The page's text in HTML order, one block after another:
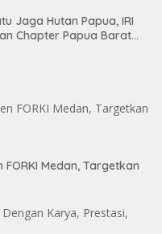
Jaga Hutan Papua, IRI
Chapter Papua Barat
Medan, Targetkan